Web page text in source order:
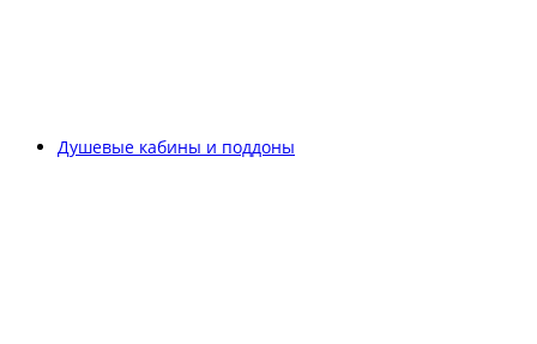
Душевые кабины и поддоны